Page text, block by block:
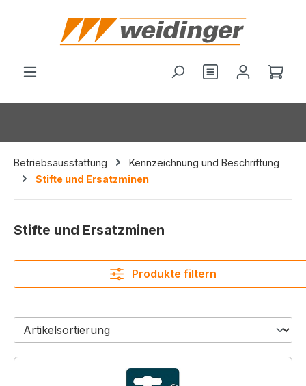
springen
Du hast 0
Betriebsausstattung
Kennzeichnung und Beschriftung
Stifte und Ersatzminen
Stifte und Ersatzminen
Produkte filtern